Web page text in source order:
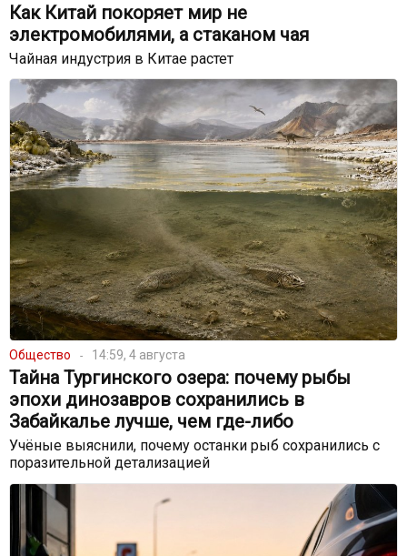
Как Китай покоряет мир не
электромобилями, а стаканом чая
Чайная индустрия в Китае растет
Общество 14:59, 4 августа
Тайна Тургинского озера: почему рыбы
эпохи динозавров сохранились в
Забайкалье лучше, чем где-либо
Учёные выяснили, почему останки рыб сохранились с
поразительной детализацией